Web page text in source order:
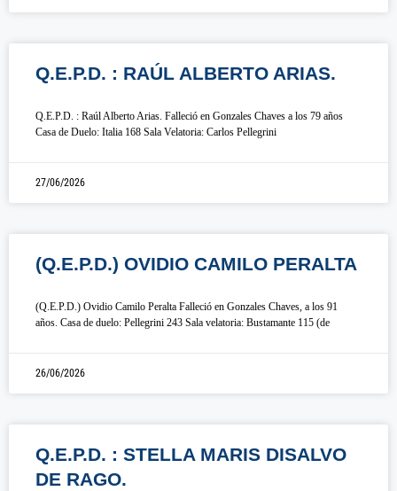
Q.E.P.D. : RAÚL ALBERTO ARIAS.
Q.E.P.D. : Raúl Alberto Arias. Falleció en Gonzales Chaves a los 79 años
Casa de Duelo: Italia 168 Sala Velatoria: Carlos Pellegrini
27/06/2026
(Q.E.P.D.) OVIDIO CAMILO PERALTA
(Q.E.P.D.) Ovidio Camilo Peralta Falleció en Gonzales Chaves, a los 91
años. Casa de duelo: Pellegrini 243 Sala velatoria: Bustamante 115 (de
26/06/2026
Q.E.P.D. : STELLA MARIS DISALVO
DE RAGO.